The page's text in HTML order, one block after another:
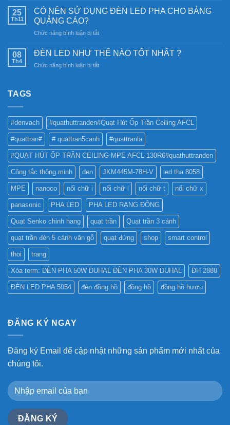
Khám
nghệ
sáng
sao
Đèn
Nam
6SS-
25
Th11
CÓ NÊN SỬ DỤNG ĐÈN LED PHA CHO BẢNG
QUẢNG CÁO?
Chức năng bình luận bị tắtở
NÊN
DỤNG
QUẢNG
CÁO?
08
Th4
ĐÈN LED NHƯ THẾ NÀO TỐT NHẤT ?
Chức năng bình luận bị tắtở
TỐT
NHẤT
?
TAGS
#denvach #quathuttranden#Quạt Hút Ốp Trần Ceiling AFCL
#quattran# # quattran5canh #quattranla
#QUẠT HÚT ỐP TRẦN CEILING MPE AFCL-130R6#quathuttranden
Công tắc thông minh den JKM445M-78H-V led tha 8058
MPE nanoco nối chữ i nối chữ l nối chữ t nối chữ x
panasonic PHA LED PHA LED RẠNG ĐÔNG
Quạt Senko chinh hang quạt trần Quạt trần 3 cánh
quạt trần đèn 5 cánh vân gỗ quạt đứng shop smart control
thoi trang
Xóa term: ĐÈN PHA 50W DUHAL ĐÈN PHA 30W DUHAL ĐH 2888
ĐÈN LED PHA 5054 đèn đồng hồ đồng hồ đồng hồ hươu
ĐĂNG KÝ NGAY
Đăng ký Email để cập nhật những sản phẩm mới nhất của
chúng tôi.